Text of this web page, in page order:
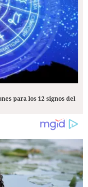
para los 12 signos del